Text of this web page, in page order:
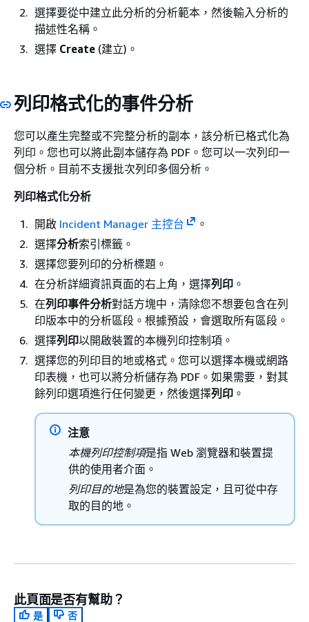
選擇要從中建立此分析的分析範本，然後輸入分析的
描述性名稱。
選擇 Create (建立)。
列印格式化的事件分析
您可以產生完整或不完整分析的副本，該分析已格式化為
列印。您也可以將此副本儲存為 PDF。您可以一次列印一
個分析。目前不支援批次列印多個分析。
列印格式化分析
開啟 Incident Manager 主控台
。
選擇分析索引標籤。
選擇您要列印的分析標題。
在分析詳細資訊頁面的右上角，選擇列印 。
在列印事件分析對話方塊中，清除您不想要包含在列
印版本中的分析區段。根據預設，會選取所有區段。
選擇列印以開啟裝置的本機列印控制項。
選擇您的列印目的地或格式。您可以選擇本機或網路
印表機，也可以將分析儲存為 PDF。如果需要，對其
餘列印選項進行任何變更，然後選擇列印 。
注意
本機列印控制項是指 Web 瀏覽器和裝置提
供的使用者介面。
列印目的地是為您的裝置設定，且可從中存
取的目的地。
此頁面是否有幫助？
是
否